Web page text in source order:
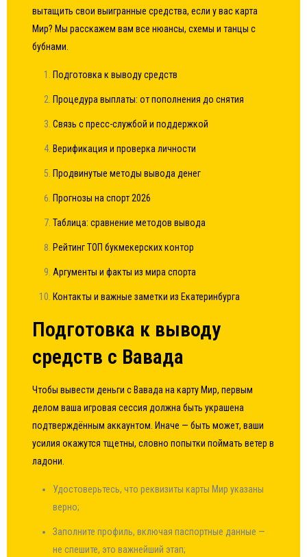
вытащить свои выигранные средства, если у вас карта
Мир? Мы расскажем вам все нюансы, схемы и танцы с
бубнами.
Подготовка к выводу средств
Процедура выплаты: от пополнения до снятия
Связь с пресс-службой и поддержкой
Верификация и проверка личности
Продвинутые методы вывода денег
Прогнозы на спорт 2026
Таблица: сравнение методов вывода
Рейтинг ТОП букмекерских контор
Аргументы и факты из мира спорта
Контакты и важные заметки из Екатеринбурга
Подготовка к выводу
средств с Вавада
Чтобы вывести деньги с Вавада на карту Мир, первым
делом ваша игровая сессия должна быть украшена
подтверждённым аккаунтом. Иначе — быть может, ваши
усилия окажутся тщетны, словно попытки поймать ветер в
ладони.
Удостоверьтесь, что реквизиты карты Мир указаны
верно;
Заполните профиль, включая паспортные данные —
не спешите, это важнейший этап;